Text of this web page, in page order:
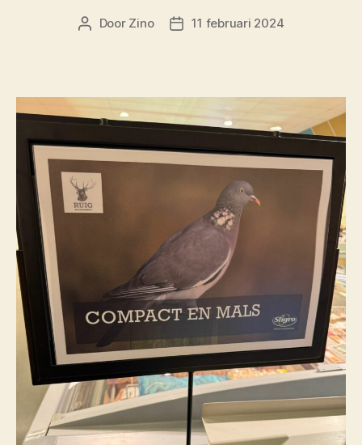
Berichtauteur
Door Zino Berichtdatum
11 februari 2024